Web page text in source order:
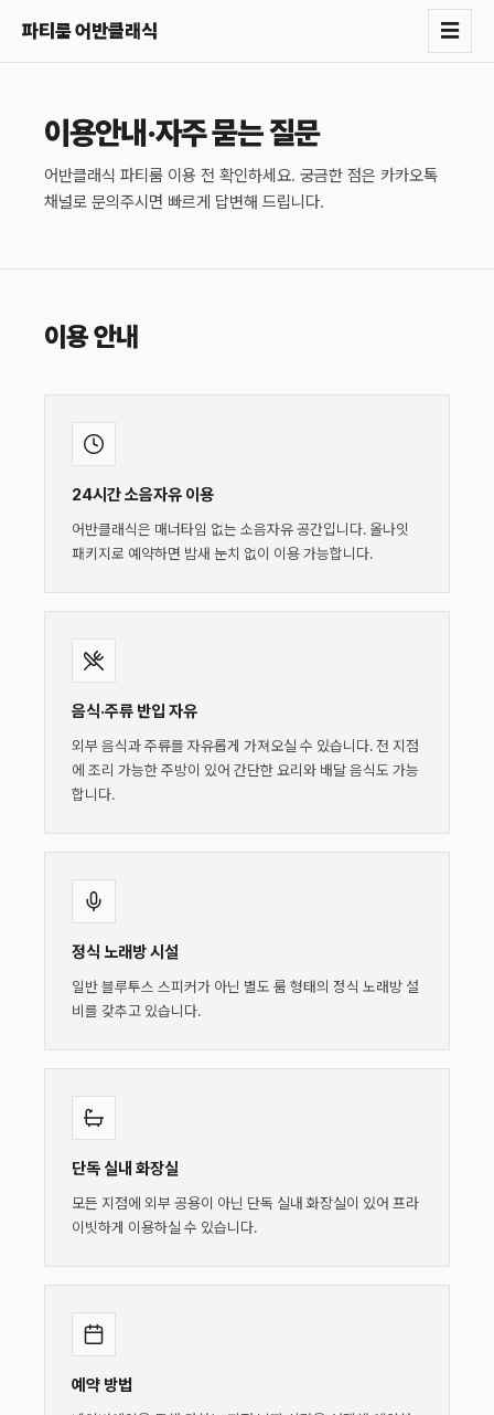
파티룸 어반클래식 ☰
이용안내·자주 묻는 질문
어반클래식 파티룸 이용 전 확인하세요. 궁금한 점은 카카오톡
채널로 문의주시면 빠르게 답변해 드립니다.
이용 안내
24시간 소음자유 이용
어반클래식은 매너타임 없는 소음자유 공간입니다. 올나잇
패키지로 예약하면 밤새 눈치 없이 이용 가능합니다.
음식·주류 반입 자유
외부 음식과 주류를 자유롭게 가져오실 수 있습니다. 전 지점
에 조리 가능한 주방이 있어 간단한 요리와 배달 음식도 가능
합니다.
정식 노래방 시설
일반 블루투스 스피커가 아닌 별도 룸 형태의 정식 노래방 설
비를 갖추고 있습니다.
단독 실내 화장실
모든 지점에 외부 공용이 아닌 단독 실내 화장실이 있어 프라
이빗하게 이용하실 수 있습니다.
예약 방법